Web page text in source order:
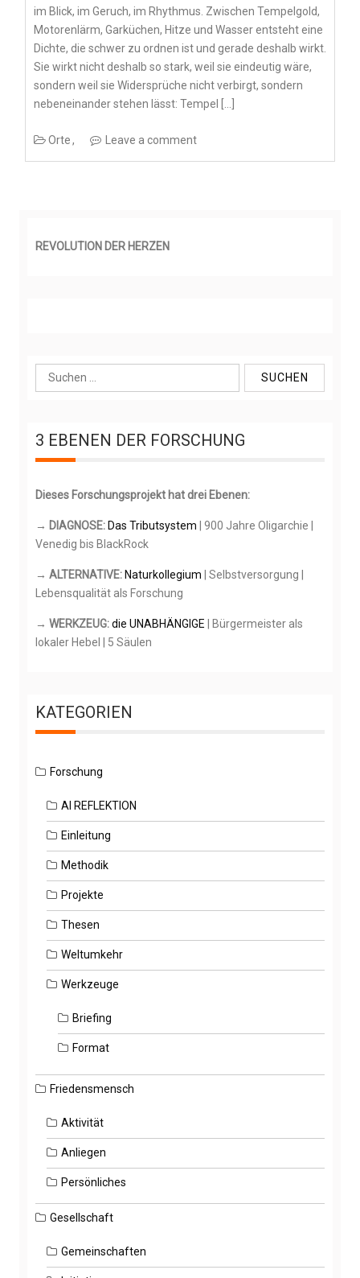
im Blick, im Geruch, im Rhythmus. Zwischen Tempelgold,
Motorenlärm, Garküchen, Hitze und Wasser entsteht eine
Dichte, die schwer zu ordnen ist und gerade deshalb wirkt.
Sie wirkt nicht deshalb so stark, weil sie eindeutig wäre,
sondern weil sie Widersprüche nicht verbirgt, sondern
nebeneinander stehen lässt: Tempel […]
Orte Leave a comment
REVOLUTION DER HERZEN
u
e
n
a
h
3 EBENEN DER FORSCHUNG
Dieses Forschungsprojekt hat drei Ebenen:
→ DIAGNOSE: Das Tributsystem | 900 Jahre Oligarchie |
Venedig bis BlackRock
→ ALTERNATIVE: Naturkollegium | Selbstversorgung |
Lebensqualität als Forschung
→ WERKZEUG:die UNABHÄNGIGE | Bürgermeister als
lokaler Hebel | 5 Säulen
KATEGORIEN
Forschung
AI REFLEKTION
Einleitung
Methodik
Projekte
Thesen
Weltumkehr
Werkzeuge
Briefing
Format
Friedensmensch
Aktivität
Anliegen
Persönliches
Gesellschaft
Gemeinschaften